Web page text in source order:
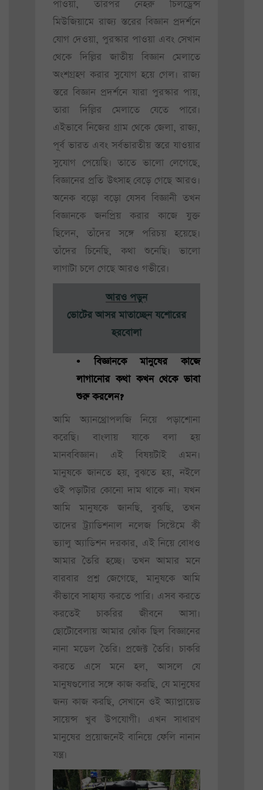
পাওয়া, তারপর নেহরু চিলড্রেন্স
মিউজিয়ামে রাজ্য স্তরের বিজ্ঞান প্রদর্শনে
যোগ দেওয়া, পুরস্কার পাওয়া এবং সেখান
থেকে দিল্লির জাতীয় বিজ্ঞান মেলাতে
অংশগ্রহণ করার সুযোগ হয়ে গেল। রাজ্য
স্তরে বিজ্ঞান প্রদর্শনে যারা পুরস্কার পায়,
তারা দিল্লির মেলাতে যেতে পারে।
এইভাবে নিজের গ্রাম থেকে জেলা, রাজ্য,
পূর্ব ভারত এবং সর্বভারতীয় স্তরে যাওয়ার
সুযোগ পেয়েছি। তাতে ভালো লেগেছে,
বিজ্ঞানের প্রতি উৎসাহ বেড়ে গেছে আরও।
অনেক বড়ো বড়ো যেসব বিজ্ঞানী তখন
বিজ্ঞানকে জনপ্রিয় করার কাজে যুক্ত
ছিলেন, তাঁদের সঙ্গে পরিচয় হয়েছে।
তাঁদের চিনেছি, কথা শুনেছি। ভালো
লাগাটা চলে গেছে আরও গভীরে।
আরও পড়ুন
ভোটের আসর মাতাচ্ছেন যশোরের
হরবোলা
• বিজ্ঞানকে মানুষের কাজে
লাগানোর কথা কখন থেকে ভাবা
শুরু করলেন?
আমি অ্যানথ্রোপলজি নিয়ে পড়াশোনা
করেছি। বাংলায় যাকে বলা হয়
মানববিজ্ঞান। এই বিষয়টাই এমন।
মানুষকে জানতে হয়, বুঝতে হয়, নইলে
ওই পড়াটার কোনো দাম থাকে না। যখন
আমি মানুষকে জানছি, বুঝছি, তখন
তাদের ট্র্যাডিশনাল নলেজ সিস্টেমে কী
ভ্যালু অ্যাডিশন দরকার, এই নিয়ে বোধও
আমার তৈরি হচ্ছে। তখন আমার মনে
বারবার প্রশ্ন জেগেছে, মানুষকে আমি
কীভাবে সাহায্য করতে পারি। এসব করতে
করতেই চাকরির জীবনে আসা।
ছোটোবেলায় আমার ঝোঁক ছিল বিজ্ঞানের
নানা মডেল তৈরি। প্রজেক্ট তৈরি। চাকরি
করতে এসে মনে হল, আসলে যে
মানুষগুলোর সঙ্গে কাজ করছি, যে মানুষের
জন্য কাজ করছি, সেখানে ওই অ্যাপ্লায়েড
সায়েন্স খুব উপযোগী। এখন সাধারণ
মানুষের প্রয়োজনেই বানিয়ে ফেলি নানান
যন্ত্র।